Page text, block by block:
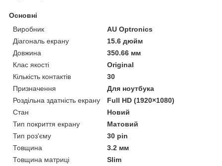
Основні
Виробник
AU Optronics
Діагональ екрану
15.6 дюйм
Довжина
350.66 мм
Клас якості
Original
Кількість контактів
30
Призначення
Для ноутбука
Роздільна здатність екрану
Full HD (1920×1080)
Стан
Новий
Тип покриття екрану
Матовий
Тип роз'єму
30 pin
Товщина
3.2 мм
Товщина матриці
Slim